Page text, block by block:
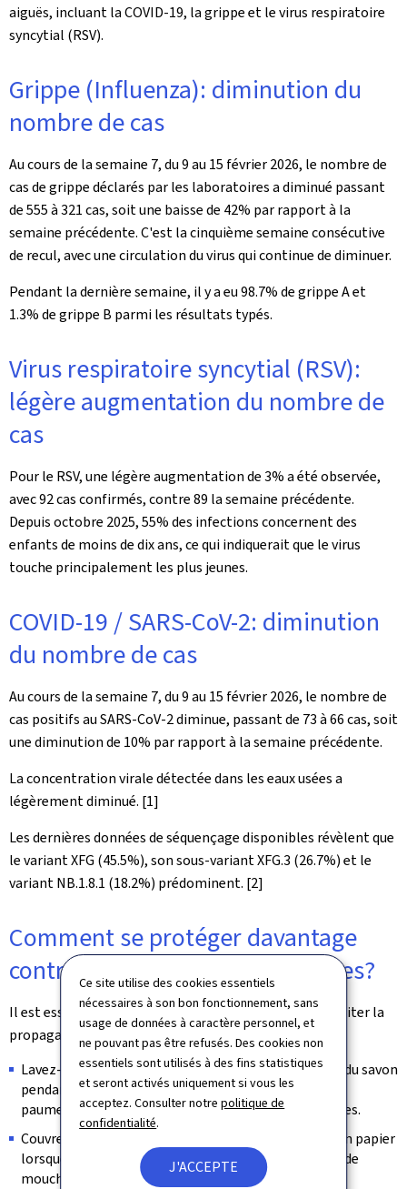
Ce site utilise des cookies essentiels
nécessaires à son bon fonctionnement, sans
usage de données à caractère personnel, et
ne pouvant pas être refusés. Des cookies non
essentiels sont utilisés à des fins statistiques
et seront activés uniquement si vous les
acceptez. Consulter notrepolitique de
confidentialité.
J'ACCEPTE
aiguës, incluant la COVID-19, la grippe et le virus respiratoire
syncytial (RSV).
Grippe (Influenza): diminution du
nombre de cas
Au cours de la semaine 7, du 9 au 15 février 2026, le nombre de
cas de grippe déclarés par les laboratoires a diminué passant
de 555 à 321 cas, soit une baisse de 42% par rapport à la
semaine précédente. C'est la cinquième semaine consécutive
de recul, avec une circulation du virus qui continue de diminuer.
Pendant la dernière semaine, il y a eu 98.7% de grippe A et
1.3% de grippe B parmi les résultats typés.
Virus respiratoire syncytial (RSV):
légère augmentation du nombre de
cas
Pour le RSV, une légère augmentation de 3% a été observée,
avec 92 cas confirmés, contre 89 la semaine précédente.
Depuis octobre 2025, 55% des infections concernent des
enfants de moins de dix ans, ce qui indiquerait que le virus
touche principalement les plus jeunes.
COVID-19 / SARS-CoV-2: diminution
du nombre de cas
Au cours de la semaine 7, du 9 au 15 février 2026, le nombre de
cas positifs au SARS-CoV-2 diminue, passant de 73 à 66 cas, soit
une diminution de 10% par rapport à la semaine précédente.
La concentration virale détectée dans les eaux usées a
légèrement diminué. [1]
Les dernières données de séquençage disponibles révèlent que
le variant XFG (45.5%), son sous-variant XFG.3 (26.7%) et le
variant NB.1.8.1 (18.2%) prédominent. [2]
Comment se protéger davantage
contre les infections respiratoires?
Il est essentiel d'adopter des gestes barrières pour limiter la
propagation des virus:
Lavez-vous les mains régulièrement avec de l'eau et du savon
pendant 30 secondes en frottant soigneusement les
paumes, les doigts, le dos des mains et sous les ongles.
Couvrez-vous la bouche et le nez avec un mouchoir en papier
lorsque vous toussez ou éternuez. Si vous n'avez pas de
mouchoir, utilisez le creux de votre coude.